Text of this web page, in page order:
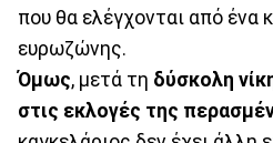
που θα ελέγχονται από ένα
ευρωζώνης.
Όμως, μετά τη δύσκολη
στις εκλογές της